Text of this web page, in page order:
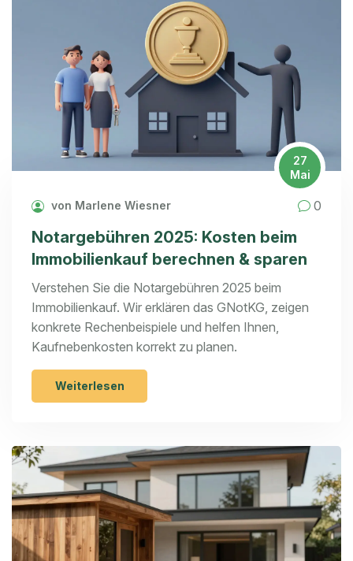
27
Mai
von Marlene Wiesner 0
Notargebühren 2025: Kosten beim
Immobilienkauf berechnen & sparen
Verstehen Sie die Notargebühren 2025 beim
Immobilienkauf. Wir erklären das GNotKG, zeigen
konkrete Rechenbeispiele und helfen Ihnen,
Kaufnebenkosten korrekt zu planen.
Weiterlesen